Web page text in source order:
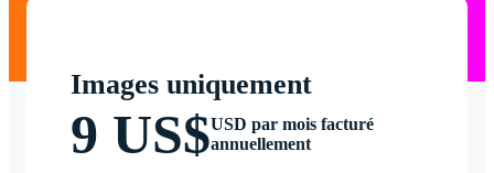
Images uniquement
9 US$USD par mois facturé
annuellement